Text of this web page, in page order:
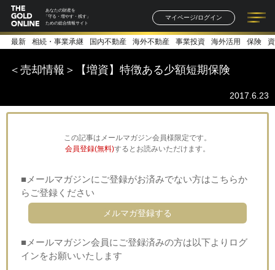
あなたの財産を
「守る・増やす・残す」
ための総合情報サイト
マイページ/ログイン
記事一覧 連載一覧
著者一覧 書籍一覧
最新 相続・事業承継 国内不動産 海外不動産 事業投資 海外活用 保険
＜売却情報＞【増資】特徴ある少額短期保険
2017.6.23
この記事はメールマガジン会員様限定です。
会員登録(無料)するとお読みいただけます。
■メールマガジンにご登録がお済みでない方はこちらか
らご登録ください
メルマガ登録する
■メールマガジン会員にご登録済みの方は以下よりログ
インをお願いいたします